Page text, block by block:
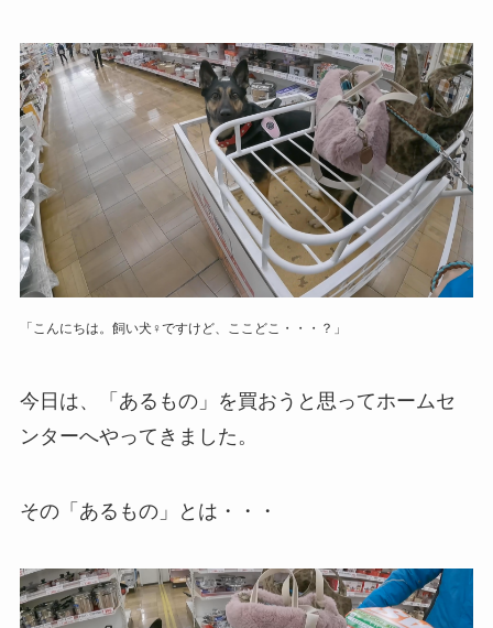
「こんにちは。飼い犬♀ですけど、ここどこ・・・？」
今日は、「あるもの」を買おうと思ってホームセ
ンターへやってきました。
その「あるもの」とは・・・